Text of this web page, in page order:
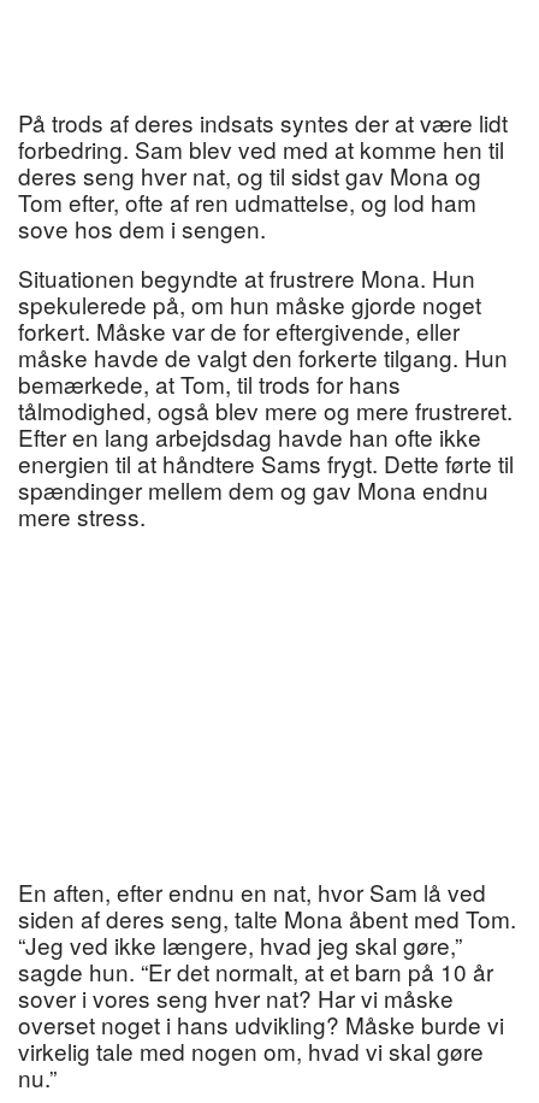
På trods af deres indsats syntes der at være lidt
forbedring. Sam blev ved med at komme hen til
deres seng hver nat, og til sidst gav Mona og
Tom efter, ofte af ren udmattelse, og lod ham
sove hos dem i sengen.
Situationen begyndte at frustrere Mona. Hun
spekulerede på, om hun måske gjorde noget
forkert. Måske var de for eftergivende, eller
måske havde de valgt den forkerte tilgang. Hun
bemærkede, at Tom, til trods for hans
tålmodighed, også blev mere og mere frustreret.
Efter en lang arbejdsdag havde han ofte ikke
energien til at håndtere Sams frygt. Dette førte til
spændinger mellem dem og gav Mona endnu
mere stress.
En aften, efter endnu en nat, hvor Sam lå ved
siden af deres seng, talte Mona åbent med Tom.
“Jeg ved ikke længere, hvad jeg skal gøre,”
sagde hun. “Er det normalt, at et barn på 10 år
sover i vores seng hver nat? Har vi måske
overset noget i hans udvikling? Måske burde vi
virkelig tale med nogen om, hvad vi skal gøre
nu.”